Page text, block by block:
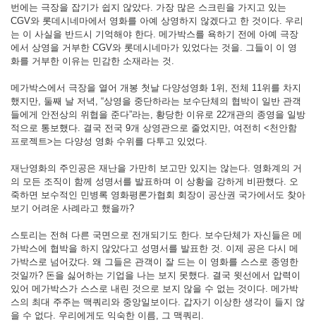
번에는 극장을 잡기가 쉽지 않았다. 가장 많은 스크린을 가지고 있는
CGV와 롯데시네마에서 영화를 아예 상영하지 않겠다고 한 것이다. 우리
는 이 사실을 반드시 기억해야 한다. 메가박스를 욕하기 전에 아예 극장
에서 상영을 거부한 CGV와 롯데시네마가 있었다는 것을. 그들이 이 영
화를 거부한 이유는 민감한 소재라는 것.
메가박스에서 극장을 열어 개봉 첫날 다양성영화 1위, 전체 11위를 차지
했지만, 둘째 날 저녁, “상영을 중단하라는 보수단체의 협박이 일반 관객
들에게 안전상의 위협을 준다”라는, 황당한 이유로 22개관의 종영을 일방
적으로 통보했다. 결국 전국 9개 상영관으로 줄었지만, 여전히 <천안함
프로젝트>는 다양성 영화 수위를 다투고 있었다.
재난영화의 주인공은 재난을 가만히 보고만 있지는 않는다. 영화계의 거
의 모든 조직이 함께 성명서를 발표하며 이 상황을 강하게 비판했다. 오
죽하면 보수적인 민병록 영화평론가협회 회장이 공산권 국가에서도 찾아
보기 어려운 사례라고 했을까?
스토리는 전혀 다른 국면으로 전개되기도 한다. 보수단체가 자신들은 메
가박스에 협박을 하지 않았다고 성명서를 발표한 것. 이제 공은 다시 메
가박스로 넘어갔다. 왜 그들은 관객이 잘 드는 이 영화를 스스로 종영한
것일까? 돈을 싫어하는 기업을 나는 보지 못했다. 결국 윗선에서 압력이
있어 메가박스가 스스로 내린 것으로 보지 않을 수 없는 것이다. 메가박
스의 최대 주주는 맥쿼리와 중앙일보이다. 갑자기 이상한 생각이 들지 않
을 수 없다. 우리에게도 익숙한 이름, 그 맥쿼리.